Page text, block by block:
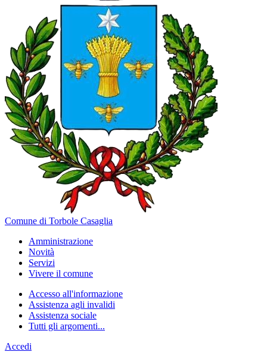
Comune di Torbole Casaglia
Amministrazione
Novità
Servizi
Vivere il comune
Accesso all'informazione
Assistenza agli invalidi
Assistenza sociale
Tutti gli argomenti...
Accedi